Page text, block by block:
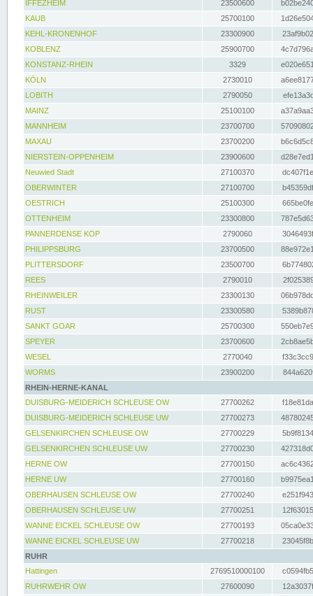
IFFEZHEIM
23500600
KAUB
25700100
KEHL-KRONENHOF
23300900
KOBLENZ
25900700
KONSTANZ-RHEIN
3329
KÖLN
2730010
LOBITH
2790050
MAINZ
25100100
MANNHEIM
23700700
MAXAU
23700200
NIERSTEIN-OPPENHEIM
23900600
Neuwied Stadt
27100370
OBERWINTER
27100700
OESTRICH
25100300
OTTENHEIM
23300800
PANNERDENSE KOP
2790060
PHILIPPSBURG
23700500
PLITTERSDORF
23500700
REES
2790010
RHEINWEILER
23300130
RUST
23300580
SANKT GOAR
25700300
SPEYER
23700600
WESEL
2770040
WORMS
23900200
RHEIN-HERNE-KANAL
DUISBURG-MEIDERICH SCHLEUSE OW
27700262
DUISBURG-MEIDERICH SCHLEUSE UW
27700273
GELSENKIRCHEN SCHLEUSE OW
27700229
GELSENKIRCHEN SCHLEUSE UW
27700230
HERNE OW
27700150
HERNE UW
27700160
OBERHAUSEN SCHLEUSE OW
27700240
OBERHAUSEN SCHLEUSE UW
27700251
WANNE EICKEL SCHLEUSE OW
27700193
WANNE EICKEL SCHLEUSE UW
27700218
RUHR
Hattingen
2769510000100
RUHRWEHR OW
27600090